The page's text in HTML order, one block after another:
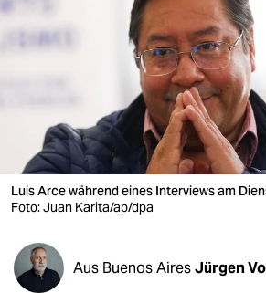
berlin
nord
verlag
verlag
veranstaltungen
shop
fragen & hilfe
Luis Arce während eines Interviews am
Foto: Juan Karita/ap/dpa
Aus Buenos AiresJürgen